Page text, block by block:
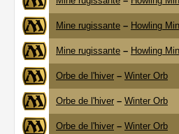
Mine rugissante – Howling
Mine rugissante – Howling
Orbe de l'hiver – Winter Orb
Orbe de l'hiver – Winter Orb
Orbe de l'hiver – Winter Orb